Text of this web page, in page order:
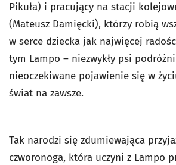
Pikuła) i pracujący na stacji
(Mateusz Damięcki), którzy robią
w serce dziecka jak najwięcej
tym Lampo – niezwykły psi
nieoczekiwane pojawienie się w
świat na zawsze.
Tak narodzi się zdumiewająca
czworonoga, która uczyni z Lampo